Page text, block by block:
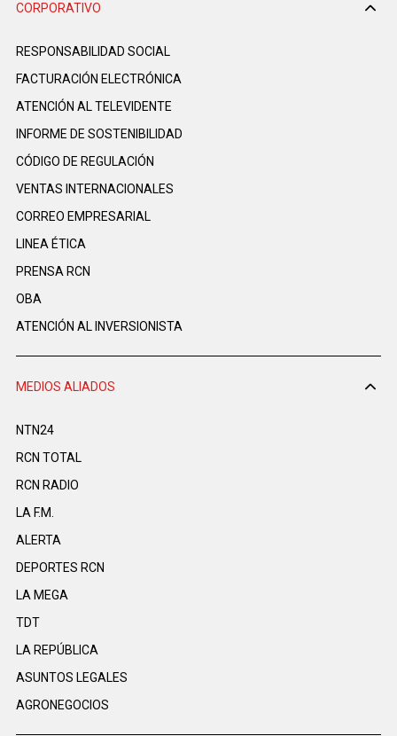
CORPORATIVO
RESPONSABILIDAD SOCIAL
FACTURACIÓN ELECTRÓNICA
ATENCIÓN AL TELEVIDENTE
INFORME DE SOSTENIBILIDAD
CÓDIGO DE REGULACIÓN
VENTAS INTERNACIONALES
CORREO EMPRESARIAL
LINEA ÉTICA
PRENSA RCN
OBA
ATENCIÓN AL INVERSIONISTA
MEDIOS ALIADOS
NTN24
RCN TOTAL
RCN RADIO
LA F.M.
ALERTA
DEPORTES RCN
LA MEGA
TDT
LA REPÚBLICA
ASUNTOS LEGALES
AGRONEGOCIOS